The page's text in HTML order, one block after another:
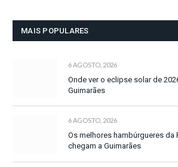
MAIS POPULARES
6 AGOSTO, 2026
Onde ver o eclipse solar de
Guimarães
6 AGOSTO, 2026
Os melhores hambúrgueres da
chegam a Guimarães